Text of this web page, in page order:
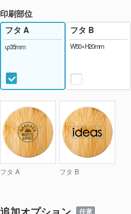
印刷部位
フタ A フタ B
フタ A
φ35mm
フタ B
W50×H20mm
任意